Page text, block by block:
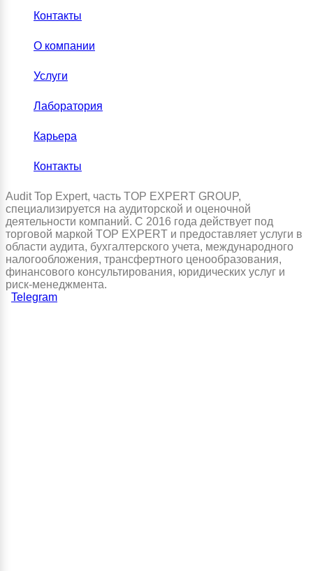
Контакты
О компании
Услуги
Лаборатория
Карьера
Контакты
Audit Top Expert, часть TOP EXPERT GROUP,
специализируется на аудиторской и оценочной
деятельности компаний. С 2016 года действует под
торговой маркой TOP EXPERT и предоставляет услуги в
области аудита, бухгалтерского учета, международного
налогообложения, трансфертного ценообразования,
финансового консультирования, юридических услуг и
риск-менеджмента.
Telegram